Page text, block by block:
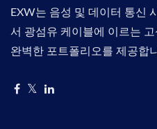
EXW는 음성 및 데이터 통신
서 광섬유 케이블에 이르는
완벽한 포트폴리오를 제공합